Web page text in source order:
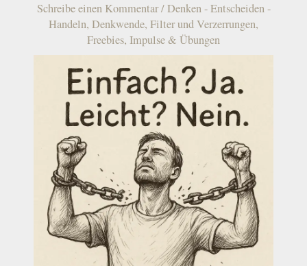
Schreibe einen Kommentar /Denken - Entscheiden -
Handeln, Denkwende, Filter und Verzerrungen,
Freebies, Impulse & Übungen